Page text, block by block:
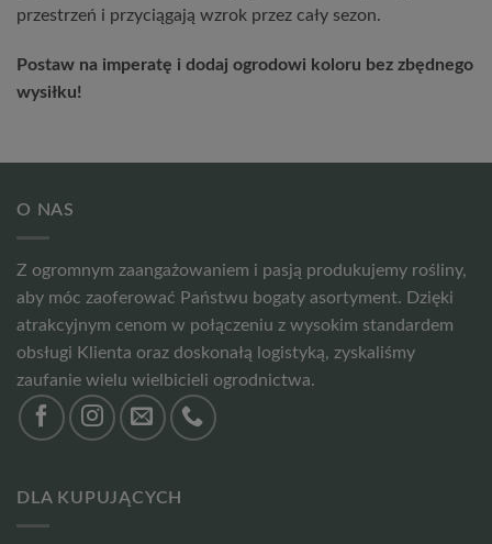
przestrzeń i przyciągają wzrok przez cały sezon.
Postaw na imperatę i dodaj ogrodowi koloru bez zbędnego
wysiłku!
O NAS
Z ogromnym zaangażowaniem i pasją produkujemy rośliny,
aby móc zaoferować Państwu bogaty asortyment. Dzięki
atrakcyjnym cenom w połączeniu z wysokim standardem
obsługi Klienta oraz doskonałą logistyką, zyskaliśmy
zaufanie wielu wielbicieli ogrodnictwa.
DLA KUPUJĄCYCH